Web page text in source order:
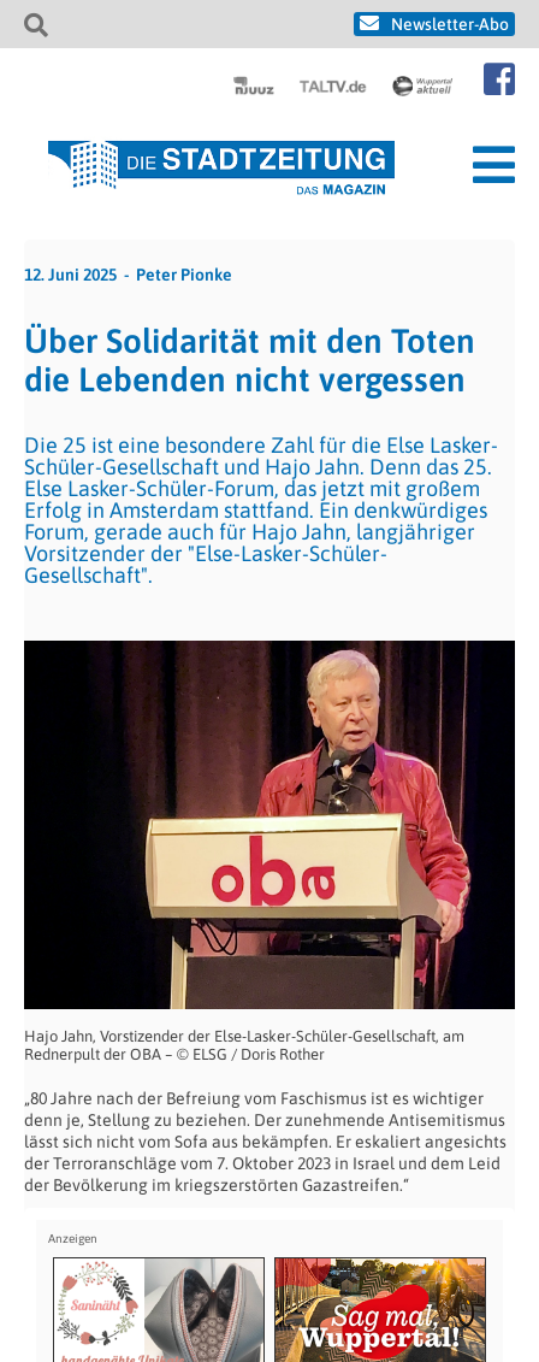
Newsletter-Abo
12. Juni 2025 Peter Pionke
Über Solidarität mit den Toten
die Lebenden nicht vergessen
Die 25 ist eine besondere Zahl für die Else Lasker-
Schüler-Gesellschaft und Hajo Jahn. Denn das 25.
Else Lasker-Schüler-Forum, das jetzt mit großem
Erfolg in Amsterdam stattfand. Ein denkwürdiges
Forum, gerade auch für Hajo Jahn, langjähriger
Vorsitzender der "Else-Lasker-Schüler-
Gesellschaft".
Hajo Jahn, Vorstizender der Else-Lasker-Schüler-Gesellschaft, am
Rednerpult der OBA – © ELSG / Doris Rother
„80 Jahre nach der Befreiung vom Faschismus ist es wichtiger
denn je, Stellung zu beziehen. Der zunehmende Antisemitismus
lässt sich nicht vom Sofa aus bekämpfen. Er eskaliert angesichts
der Terroranschläge vom 7. Oktober 2023 in Israel und dem Leid
der Bevölkerung im kriegszerstörten Gazastreifen.“